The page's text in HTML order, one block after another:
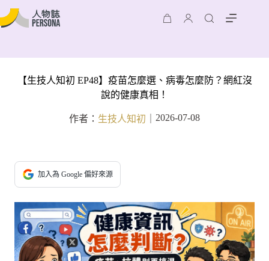
【生技人知初 EP48】疫苗怎麼選、病毒怎麼防？網紅沒
說的健康真相！
作者： 生技人知初 2026-07-08
加入為 Google 偏好來源